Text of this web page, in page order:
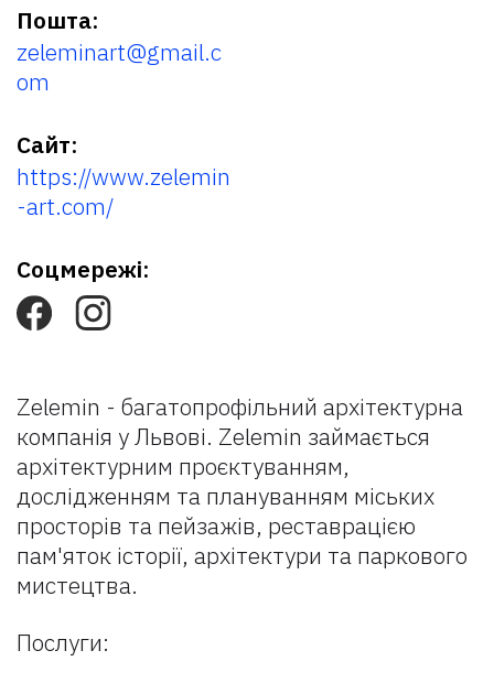
Zelemin - багатопрофільний архітектурна
компанія у Львові. Zelemin займається
архітектурним проєктуванням,
дослідженням та плануванням міських
просторів та пейзажів, реставрацією
пам'яток історії, архітектури та паркового
мистецтва.
Послуги:
Пошта:
zeleminart@gmail.c
om
Сайт:
https://www.zelemin
-art.com/
Соцмережі: